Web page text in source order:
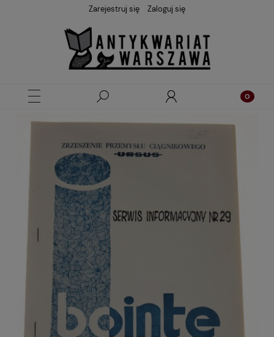
Zarejestruj się Zaloguj się